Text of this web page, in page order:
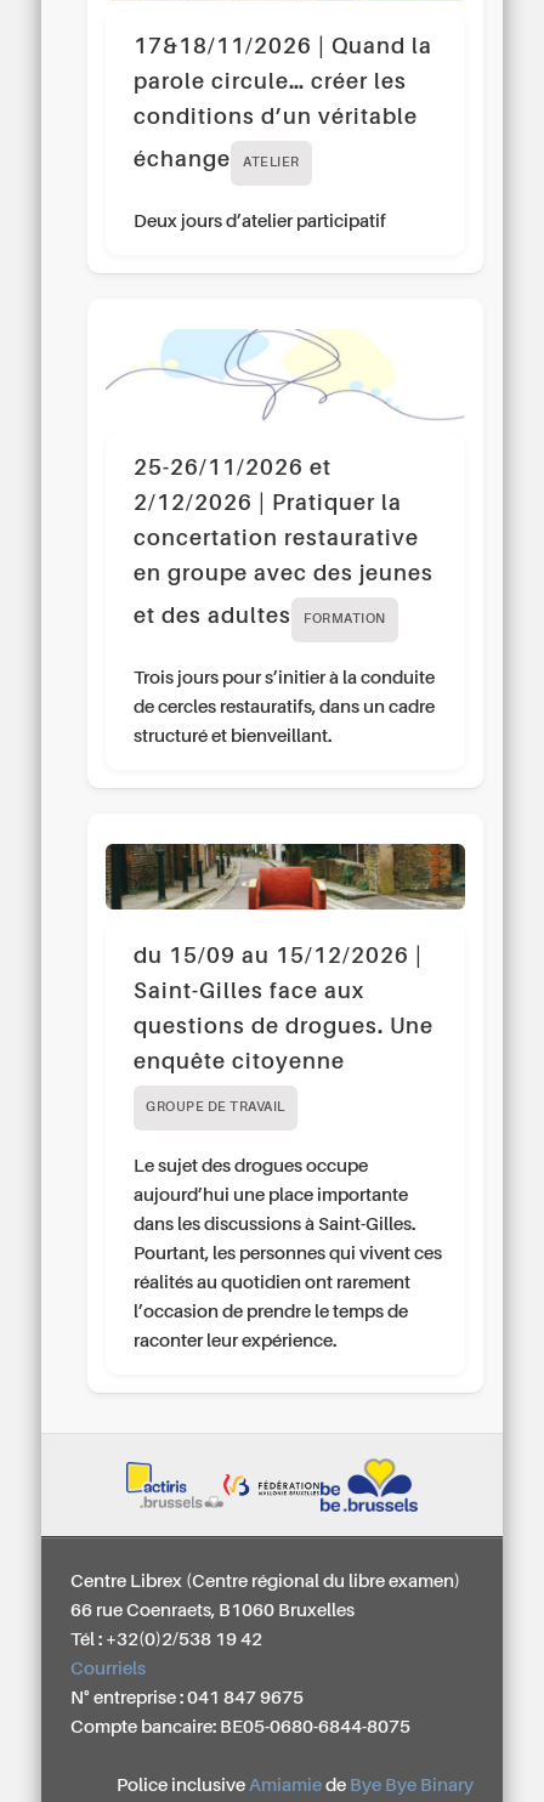
17&18/11/2026 | Quand la
parole circule… créer les
conditions d’un véritable
échange
ATELIER
Deux jours d’atelier participatif
25-26/11/2026 et
2/12/2026 | Pratiquer la
concertation restaurative
en groupe avec des jeunes
et des adultes
FORMATION
Trois jours pour s’initier à la conduite
de cercles restauratifs, dans un cadre
structuré et bienveillant.
du 15/09 au 15/12/2026 |
Saint-Gilles face aux
questions de drogues. Une
enquête citoyenne
GROUPE DE TRAVAIL
Le sujet des drogues occupe
aujourd’hui une place importante
dans les discussions à Saint-Gilles.
Pourtant, les personnes qui vivent ces
réalités au quotidien ont rarement
l’occasion de prendre le temps de
raconter leur expérience.
Centre Librex (Centre régional du libre examen)
66 rue Coenraets, B1060 Bruxelles
Tél : +32(0)2/538 19 42
Courriels
N° entreprise : 041 847 9675
Compte bancaire: BE05-0680-6844-8075
Police inclusive Amiamiede Bye Bye Binary